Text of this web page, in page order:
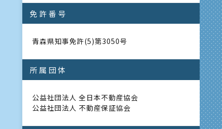
免許番号
青森県知事免許(5)第3050号
所属団体
公益社団法人 全日本不動産協会
公益社団法人 不動産保証協会